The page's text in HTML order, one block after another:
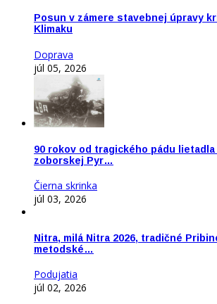
Posun v zámere stavebnej úpravy
Klimaku
Doprava
júl 05, 2026
90 rokov od tragického pádu
zoborskej Pyr…
Čierna skrinka
júl 03, 2026
Nitra, milá Nitra 2026, tradičné
metodské…
Podujatia
júl 02, 2026